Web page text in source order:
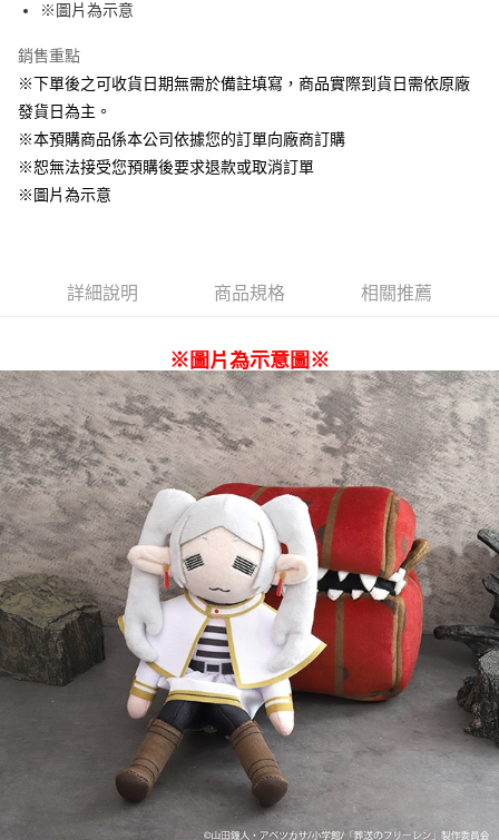
預購訂單-宅配專用(🔺不同預購月份建議分開結帳，避免整筆訂單等
每筆NT$100，滿NT$1,300(含以上)免運費
預購訂單-離島宅配專用-(澎湖/金門/馬祖)(🔺不同預購月份建議分開
結帳，避免整筆訂單等超久)
每筆NT$220
※圖片為示意
銷售重點
※下單後之可收貨日期無需於備註填寫，商品實際到貨日需依原廠
發貨日為主。
※本預購商品係本公司依據您的訂單向廠商訂購
※恕無法接受您預購後要求退款或取消訂單
※圖片為示意
詳細說明 商品規格 相關推薦
※圖片為示意圖※